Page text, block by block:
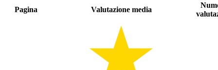
Pagina Valutazione media